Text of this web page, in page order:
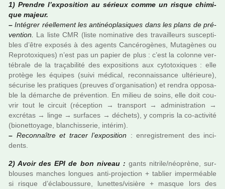
1) Prendre l’expo­si­tion au sérieux comme un risque chi­mi­
que majeur.
– Intégrer réel­le­ment les anti­néo­pla­si­ques dans les plans de pré­
ven­tion.
La liste CMR (liste nomi­na­tive des tra­vailleurs sus­cep­ti­
bles d’être expo­sés à des agents Cancérogènes, Mutagènes ou
Reprotoxiques) n’est pas un papier de plus : c’est la colonne ver­
té­brale de la tra­ça­bi­lité des expo­si­tions aux cyto­toxi­ques : elle
pro­tège les équipes (suivi médi­cal, reconnais­sance ulté­rieure),
sécu­rise les pra­ti­ques (preu­ves d’orga­ni­sa­tion) et rendra oppo­sa­
ble la démar­che de pré­ven­tion. En milieu de soins, elle doit cou­
vrir tout le cir­cuit (récep­tion → trans­port → admi­nis­tra­tion →
excré­tas → linge → sur­fa­ces → déchets), y com­pris la co-acti­vité
(bio­net­toyage, blan­chis­se­rie, inté­rim).
– Reconnaître et tracer l’expo­si­tion : enre­gis­tre­ment des inci­
dents.
2) Avoir des EPI de bon niveau : gants nitrile/néo­prène, sur­
blou­ses man­ches lon­gues anti-pro­jec­tion + tablier imper­méa­ble
si risque d’éclaboussure, lunet­tes/visière + masque lors des